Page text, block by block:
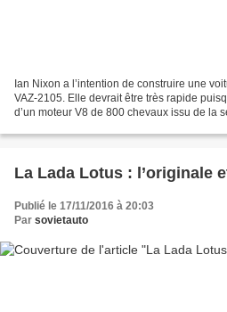
Ian Nixon a l’intention de construire une
VAZ-2105. Elle devrait être très rapide
d’un moteur V8 de 800 chevaux issu de la
La Lada Lotus : l’originale
Publié le 17/11/2016 à 20:03
Par sovietauto